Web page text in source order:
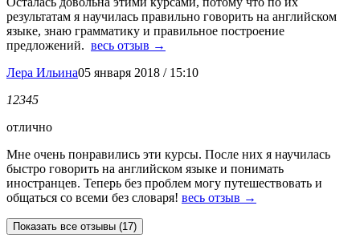
результатам я научилась правильно говорить на английском
языке, знаю грамматику и правильное построение
предложений. весь отзыв →
Лера Ильина05 января 2018 / 15:10
12345
отлично
Мне очень понравились эти курсы. После них я научилась
быстро говорить на английском языке и понимать
иностранцев. Теперь без проблем могу путешествовать и
общаться со всеми без словаря! весь отзыв →